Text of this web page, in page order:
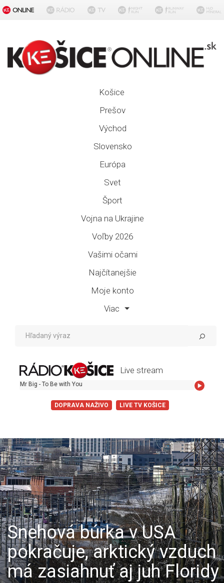
Košice
Prešov
Východ
Slovensko
Európa
Svet
Šport
Vojna na Ukrajine
Voľby 2026
Vašimi očami
Najčítanejšie
Moje konto
Viac
Live stream
Big - To Be with You
DOPRAVA NAŽIVO LIVE TV KOŠICE
Snehová búrka v USA
pokračuje, arktický vzduch
má zasiahnuť aj juh Floridy